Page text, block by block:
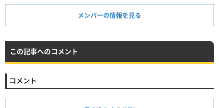
メンバーの情報を見る
この記事へのコメント
コメント